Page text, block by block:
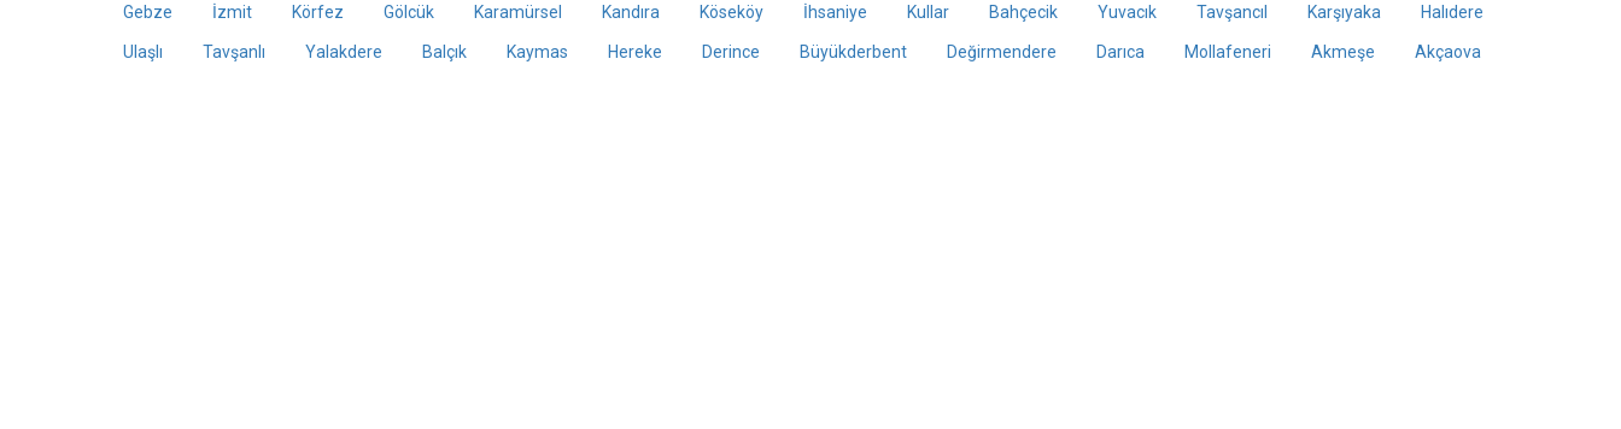
Gebze İzmit Körfez Gölcük Karamürsel Kandıra Köseköy İhsaniye Kullar Bahçecik Yuvacık Tavşancıl Karşıyaka Halıdere
Ulaşlı Tavşanlı Yalakdere Balçık Kaymas Hereke Derince Büyükderbent Değirmendere Darıca Mollafeneri Akmeşe Akçaova